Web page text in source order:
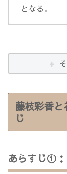
となる。
藤枝彩香
じ
あらすじ①